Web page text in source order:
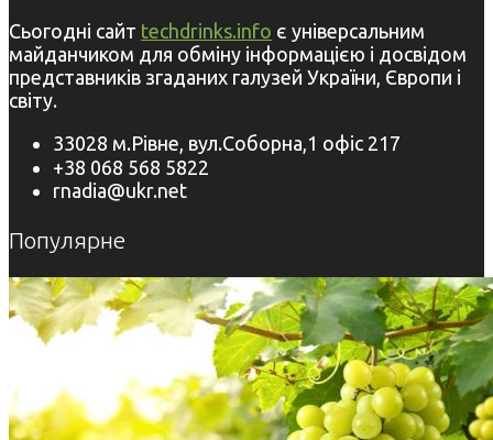
Сьогодні сайт techdrinks.info є універсальним
майданчиком для обміну інформацією і досвідом
представників згаданих галузей України, Європи і
світу.
33028 м.Рівне, вул.Соборна,1 офіс 217
+38 068 568 5822
rnadia@ukr.net
Популярне